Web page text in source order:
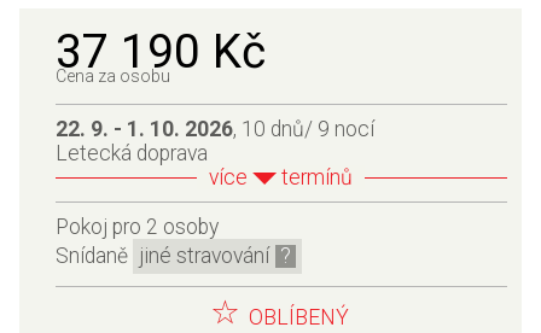
37 190 Kč
Cena za osobu
22. 9. - 1. 10. 2026, 10 dnů/ 9 nocí
Letecká doprava
více
termínů
Pokoj pro 2 osoby
Snídaně jiné stravování
OBLÍBENÝ